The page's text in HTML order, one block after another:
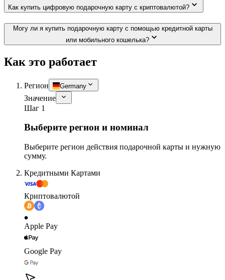
Как купить цифровую подарочную карту с криптовалютой?
Могу ли я купить подарочную карту с помощью кредитной карты
или мобильного кошелька?
Как это работает
Регион Germany
Значение
Шаг 1
Выберите регион и номинал
Выберите регион действия подарочной карты и нужную
сумму.
Кредитными Картами
Криптовалютой
Apple Pay
Google Pay